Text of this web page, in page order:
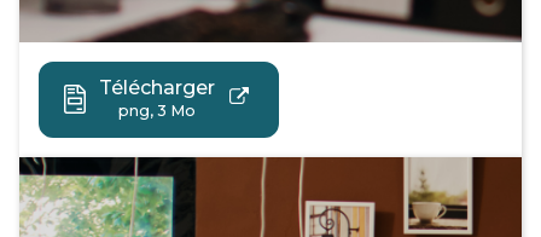
Télécharger
png, 3 Mo